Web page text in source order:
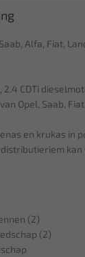
Alfa, Fiat,
2.4 CDTi
Opel, Saab,
en krukas in
(2)
(2)